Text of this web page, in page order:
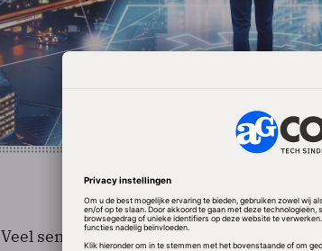
Veel senioren lijden aan eenzaamheid.